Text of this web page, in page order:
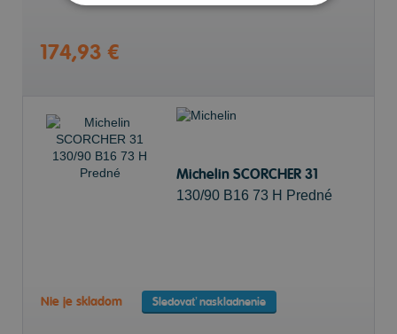
174,93 €
Michelin SCORCHER 31
130/90 B16 73 H Predné
Nie je skladom Sledovať naskladnenie